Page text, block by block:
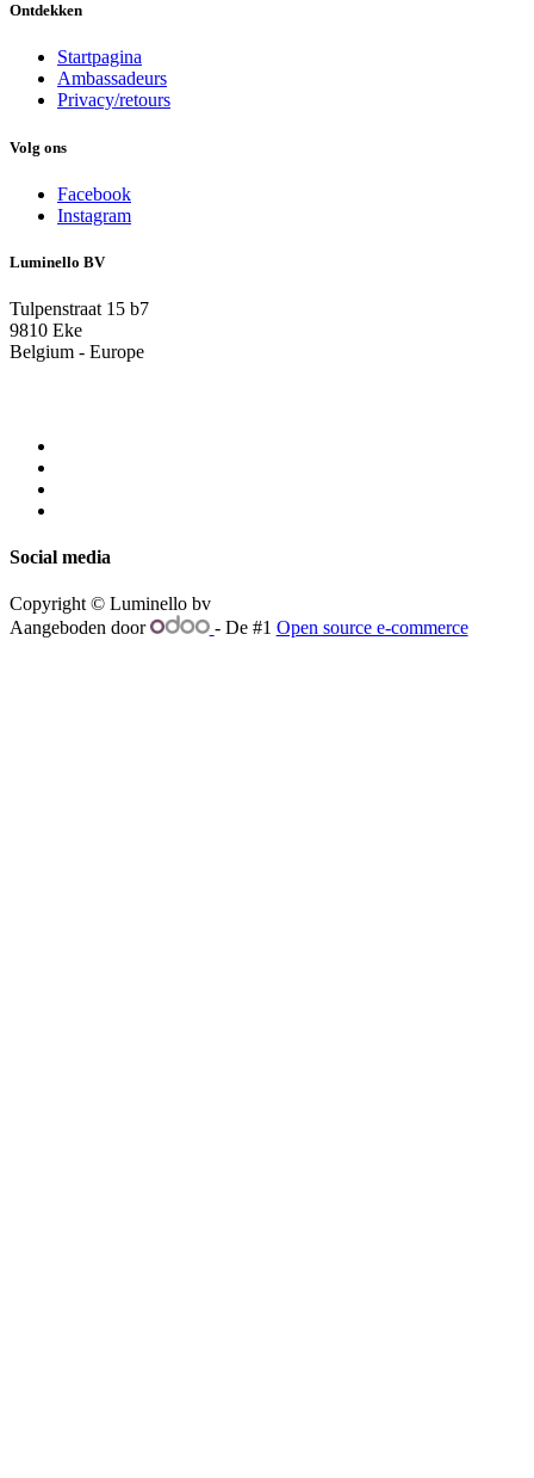
Ontdekken
Startpagina
Ambassadeurs
Privacy/retours
Volg ons
Facebook
Instagram
Luminello BV
Tulpenstraat 15 b7
9810 Eke
Belgium - Europe
Social media
Copyright © Luminello bv
Aangeboden door
- De #1 Open source e-commerce